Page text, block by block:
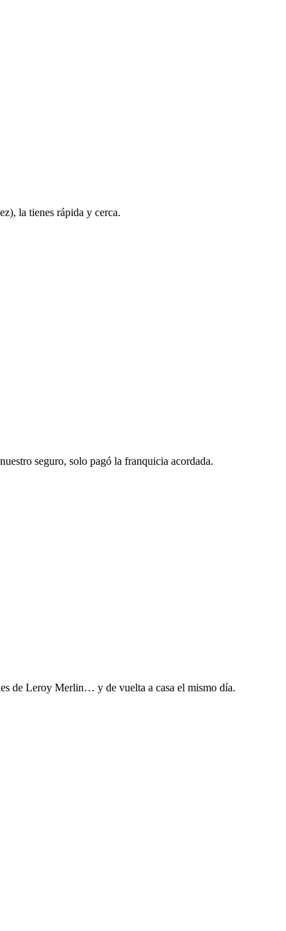
la tienes rápida y cerca.
seguro, solo pagó la franquicia acordada.
de Leroy Merlin… y de vuelta a casa el mismo día.